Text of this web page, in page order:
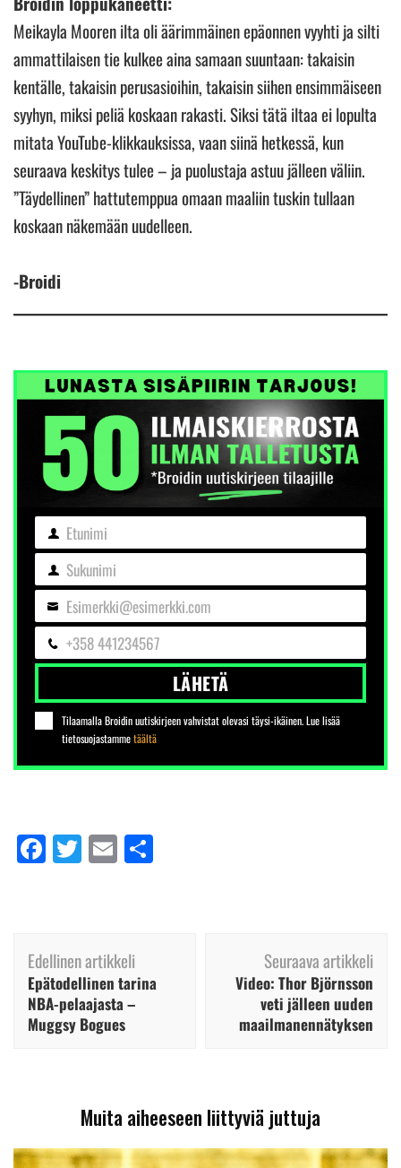
Meikayla Mooren ilta oli äärimmäinen epäonnen vyyhti ja silti
ammattilaisen tie kulkee aina samaan suuntaan: takaisin
kentälle, takaisin perusasioihin, takaisin siihen ensimmäiseen
syyhyn, miksi peliä koskaan rakasti. Siksi tätä iltaa ei lopulta
mitata YouTube-klikkauksissa, vaan siinä hetkessä, kun
seuraava keskitys tulee – ja puolustaja astuu jälleen väliin.
”Täydellinen” hattutemppua omaan maaliin tuskin tullaan
koskaan näkemään uudelleen.
-Broidi
EtunimiEtunimi
SukunimiSukunimi
SähköpostiEsimerkki@esimerkki.com
Puhelin+358 441234567
LÄHETÄ
Tilaamalla Broidin uutiskirjeen vahvistat olevasi täysi-ikäinen. Lue lisää
tietosuojastammetäältä
Facebook
Twitter
Email
Artikkelien
selaus
Edellinen artikkeli
Epätodellinen tarina
NBA-pelaajasta –
Muggsy Bogues
Seuraava artikkeli
Video: Thor Björnsson
veti jälleen uuden
maailmanennätyksen
Muita aiheeseen liittyviä juttuja